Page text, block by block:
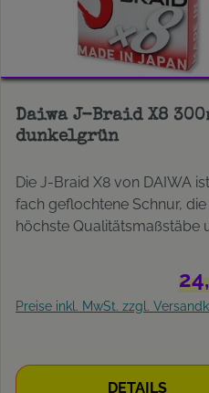
Daiwa J-Braid X8
dunkelgrün
Die J-Braid X8 von DAIWA
fach geflochtene Schnur, die
höchste Qualitätsmaßstäbe
die großen Meeresräuber
Heilbutt, Dorsch und Köhler
abzielen oder beim leichten
finden Sie immer den direkten
Preise inkl. MwSt. zzgl.
DETAILS